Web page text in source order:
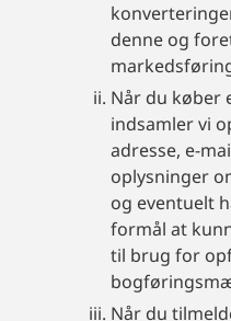
denne og
Når du køber
indsamler vi
adresse, e-
oplysninger
og eventuelt
formål at
til brug for
Når du